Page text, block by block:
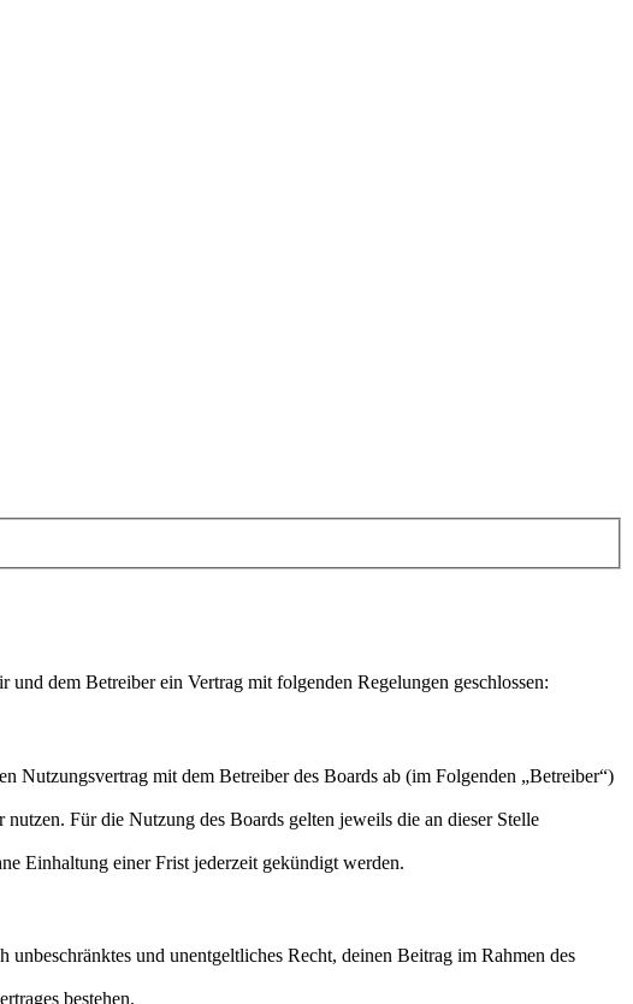
dem Betreiber ein Vertrag mit folgenden Regelungen geschlossen:
Nutzungsvertrag mit dem Betreiber des Boards ab (im Folgenden „Betreiber“)
Für die Nutzung des Boards gelten jeweils die an dieser Stelle
Einhaltung einer Frist jederzeit gekündigt werden.
und unentgeltliches Recht, deinen Beitrag im Rahmen des
bestehen.